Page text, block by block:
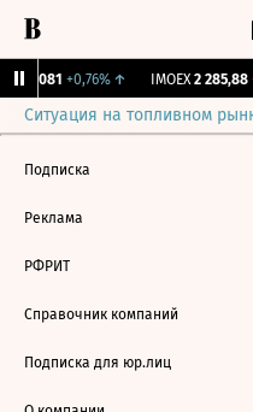
12,081 +0,76%↑ IMOEX 2 285,88 -
Ситуация на топливном
Подписка
Реклама
РФРИТ
Справочник компаний
Подписка для юр.лиц